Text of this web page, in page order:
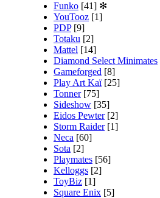
Funko [41] ✻
YouTooz [1]
PDP [9]
Totaku [2]
Mattel [14]
Diamond Select Minimates
Gameforged [8]
Play Art Kaï [25]
Tonner [75]
Sideshow [35]
Eidos Pewter [2]
Storm Raider [1]
Neca [60]
Sota [2]
Playmates [56]
Kelloggs [2]
ToyBiz [1]
Square Enix [5]